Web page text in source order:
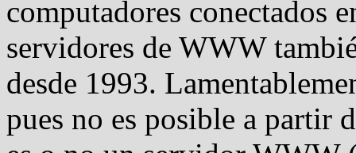
computadores conectados
servidores de WWW
desde 1993.
pues no es posible a partir